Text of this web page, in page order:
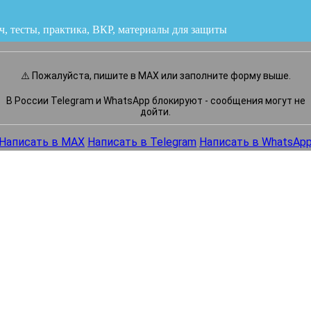
тесты, практика, ВКР
или напишите нам прямо сейчас
⚠️ Пожалуйста, пишите в MAX или заполните форму выше.
В России Telegram и WhatsApp блокируют - сообщения могут не
дойти.
в MAX Написать в Telegram Написать в